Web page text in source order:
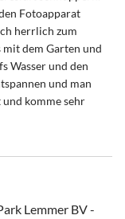
Fotoapparat
herrlich zum
mit dem Garten und
Wasser und den
und man
komme sehr
Lemmer BV -